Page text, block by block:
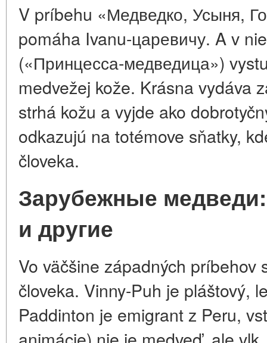
V príbehu «Медведко, Усыня,
pomáha Ivanu-царевичу. A v
(«Принцесса-медведица»)
medvežej kože. Krásna vydáva
strhá kožu a vyjde ako
odkazujú na totémove sňatky,
človeka.
Зарубежные
и другие
Vo väčšine západných príbehov
človeka. Vinny-Puh je pláštový,
Paddinton je emigrant z Peru,